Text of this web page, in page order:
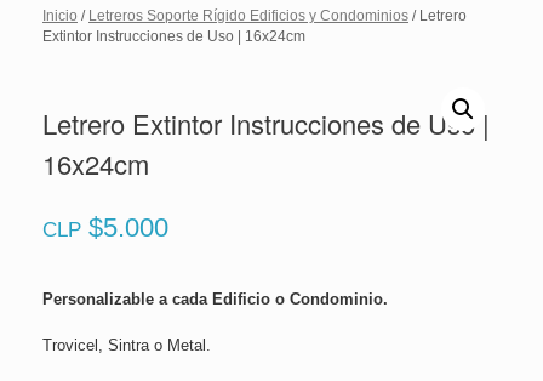
Inicio / Letreros Soporte Rígido Edificios y Condominios / Letrero
Extintor Instrucciones de Uso | 16x24cm
Letrero Extintor Instrucciones de Uso |
16x24cm
CLP $5.000
Personalizable a cada Edificio o Condominio.
Trovicel, Sintra o Metal.